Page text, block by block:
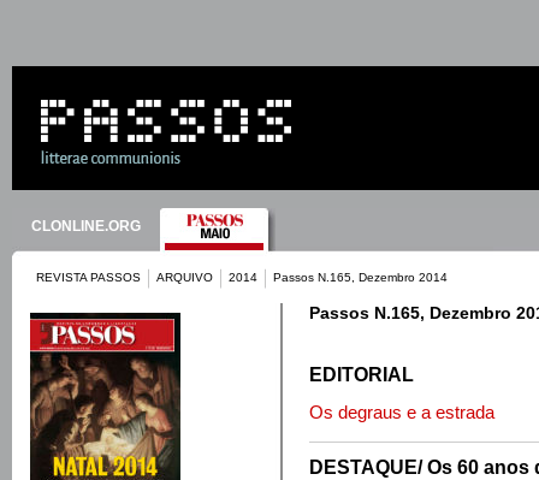
CLONLINE.ORG
REVISTA PASSOS ARQUIVO 2014 Passos N.165, Dezembro 2014
Passos N.165, Dezembro
EDITORIAL
Os degraus e a estrada
DESTAQUE/ Os 60 anos